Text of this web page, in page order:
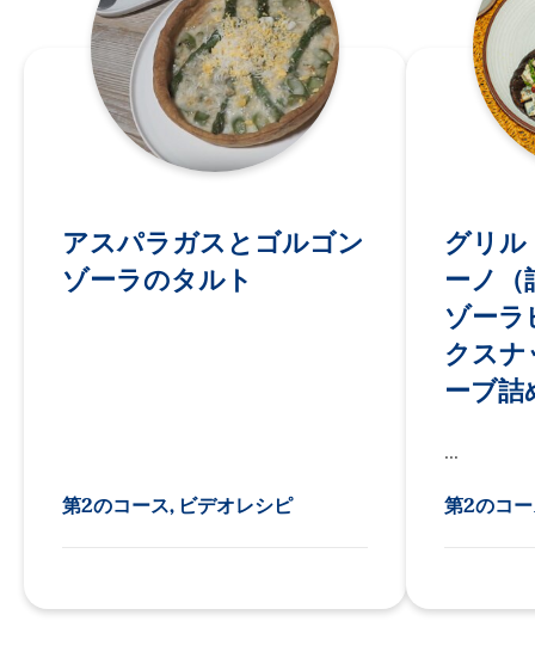
アスパラガスとゴルゴン
ゾーラのタルト
第2のコース, ビデオレシピ
グリ
ーノ（
ゾー
クス
ーブ詰
...
第2のコ